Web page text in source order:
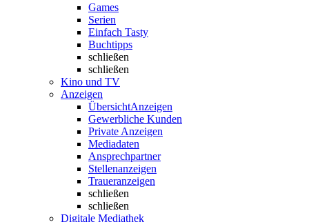
Games
Serien
Einfach Tasty
Buchtipps
schließen
schließen
Kino und TV
Anzeigen
ÜbersichtAnzeigen
Gewerbliche Kunden
Private Anzeigen
Mediadaten
Ansprechpartner
Stellenanzeigen
Traueranzeigen
schließen
schließen
Digitale Mediathek